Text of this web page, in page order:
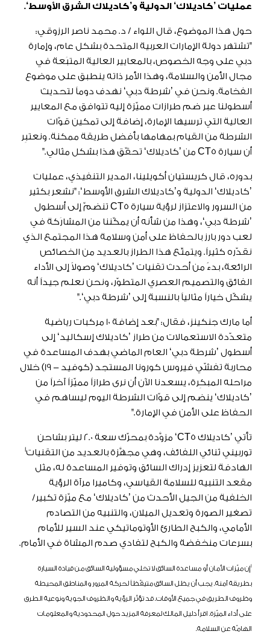
عمليات ’كاديلاك‘ الدولية و’كاديلاك الشرق الأوسط‘.
حول هذا الموضوع، قال اللواء / د. محمد ناصر الرزوقي:
"تشتهر دولة الإمارات العربية المتحدة بشكل عام، وإمارة
دبي على وجه الخصوص، بالمعايير العالية المتبَعة في
مجال الأمن والسلامة، وهذا الأمر ذاته ينطبق على موضوع
الفخامة. ونحن في ’شرطة دبي‘ نهدف دوماً لتحديث
أسطولنا عبر ضم طرازات مميّزة إليه تتوافق مع المعايير
العالية التي ترسيها الإمارة، إضافة إلى تمكين قوّات
الشرطة من القيام بمهامها بأفضل طريقة ممكنة. ونعتبِر
أن سيارة CT5 من ’كاديلاك‘ تحقّق هذا بشكل مثالي."
بدوره، قال كريستيان أكويلينا، المدير التنفيذي، عمليات
’كاديلاك‘ الدولية و’كاديلاك الشرق الأوسط‘: "نشعر بكثير
من السرور والاعتزاز لرؤية سيارة CT5 تنضمّ إلى أسطول
’شرطة دبي‘، وهذا من شأنه أن يمكّننا من المشارَكة في
لعب دور بارز بالحفاظ على أمن وسلامة هذا المجتمع الذي
نقدّره كثيراً. ويتمتّع هذا الطراز بالعديد من الخصائص
الرائعة، بدءً من أحدث تقنيات ’كاديلاك‘ وصولاً إلى الأداء
الفائق والتصميم العصري المتطوّر، ونحن نعلم جيداً أنه
يشكّل خياراً مثالياً بالنسبة إلى ’شرطة دبي‘."
أما مارك جنكينز، فقال: "بعد إضافة 10 مركبات رياضية
متعدّدة الاستعمالات من طراز ’كاديلاك إسكاليد‘ إلى
أسطول ’شرطة دبي‘ العام الماضي بهدف المساعدة في
محاربة تفشّي فيروس كورونا المستجد (كوفيد - 19) خلال
مراحله المبكِرة، يسعدنا الآن أن نرى طرازاً مميّزاً آخراً من
’كاديلاك‘ ينضم إلى قوّات الشرطة اليوم ليساهم في
الحفاظ على الأمن في الإمارة."
تأتي ’كاديلاك CT5‘ مزوَّدة بمحرّك سعة 2.0 ليتر بشاحن
توربيني ثنائي اللفائف، وهي مجهَّزة بالعديد من التقنيات1
الهادفة لتعزيز إدراك السائق وتوفير المساعدة له، مثل
مقعد التنبيه للسلامة القياسي، وكاميرا مرآة الرؤية
الخلفية من الجيل الأحدث من ’كاديلاك‘ مع ميّزة تكبير/
تصغير الصورة وتعديل الميلان، والتنبيه من التصادم
الأمامي، والكبح الطارئ الأوتوماتيكي عند السير للأمام
بسرعات منخفضة والكبح لتفادي صدم المشاة في الأمام.
1إن ميّزات الأمان أو مساعدة السائق لا تخلي مسؤولية السائق من قيادة السيارة
بطريقة آمنة. يجب أن يظل السائق متيقّظاً لحركة المرور والمناطق المحيطة
وظروف الطريق في جميع الأوقات. قد تؤثّر الرؤية والظروف الجوية ونوعية الطرق
على أداء الميّزة. اقرأ دليل المالك لمعرفة المزيد حول المحدودية والمعلومات
الهامّة عن السلامة.